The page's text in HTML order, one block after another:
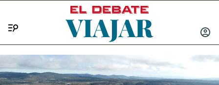
INICIAR